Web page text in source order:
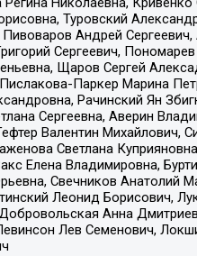
Туровский
Андрей
Сергеевич,
Щаров Сергей
Паркер Марина
Рачинский Ян
Сергеевна, Аверин
Валентин Михайлович,
Светлана
Елена Владимировна,
Свечников
Леонид Борисович,
Анна
Лев Семенович,